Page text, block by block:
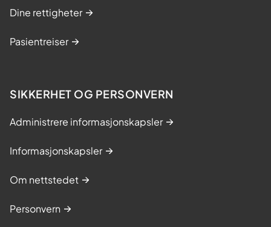
Dine rettigheter
Pasientreiser
SIKKERHET OG PERSONVERN
Administrere informasjonskapsler
Informasjonskapsler
Om nettstedet
Personvern